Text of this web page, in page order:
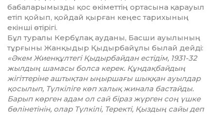
бабаларымызды қос өкіметтің ортасына қарауыл
етіп қойып, қойдай қырған кеңес тарихының
екінші өтірігі.
Бұл туралы Кербұлақ ауданы, Бас­ши ауылының
тұрғыны Жанқы­дыр Қыдырбайұлы былай дейді:
«Әкем Жиенқұлтегі Қыдыр­байдан естідім, 1931-32
жылдың шамасы болса керек. Құндақбайдың
жігіттеріне аштықтан ыңыр­шағы шыққан ауылдар
қосылып, Түлкіліге көп халық жинала бас­тайды.
Барып көрген адам ол сай біраз жүрген соң үшке
бөлінетінін, олар Түлкілі, Теректі, Қыздың сайы деп